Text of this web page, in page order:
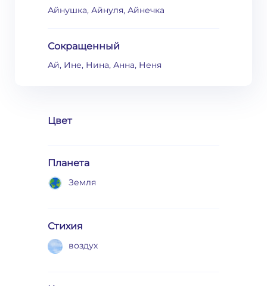
Айнушка, Айнуля, Айнечка
Сокращенный
Ай, Ине, Нина, Анна, Неня
Цвет
Планета
Земля
Стихия
воздух